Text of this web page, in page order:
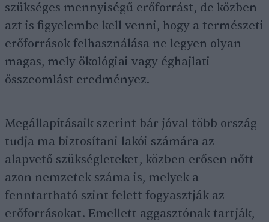
szükséges mennyiségű erőforrást, de közben
azt is figyelembe kell venni, hogy a természeti
erőforrások felhasználása ne legyen olyan
magas, mely ökológiai vagy éghajlati
összeomlást eredményez.
Megállapításaik szerint bár jóval több ország
tudja ma biztosítani lakói számára az
alapvető szükségleteket, közben erősen nőtt
azon nemzetek száma is, melyek a
fenntartható szint felett fogyasztják az
erőforrásokat. Emellett aggasztónak tartják,